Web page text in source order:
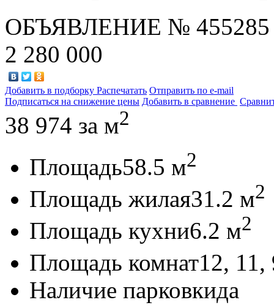
ОБЪЯВЛЕНИЕ № 455285
2 280 000
Добавить в подборку Распечатать Отправить по e-mail
Подписаться на снижение цены Добавить в сравнение
38 974 за м2
Площадь58.5 м2
Площадь жилая31.2 м2
Площадь кухни6.2 м2
Площадь комнат12, 11,
Наличие парковкида